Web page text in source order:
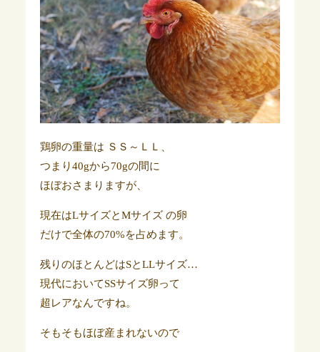
鶏卵の重量は ＳＳ～ＬＬ、
つまり40gから70gの間に
ほぼおさまりますが、
現在はLサイズとMサイズ の卵
だけで全体の70%を占めます。
残りのほとんどはSとLLサイズ…
現代においてSSサイズ卵って
超レアなんですね。
そもそもほぼ産まれないので